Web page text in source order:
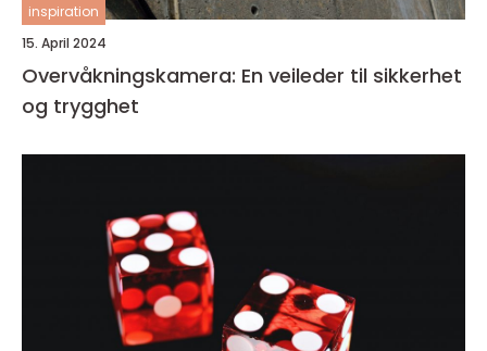
inspiration
15. April 2024
Overvåkningskamera: En veileder til sikkerhet
og trygghet